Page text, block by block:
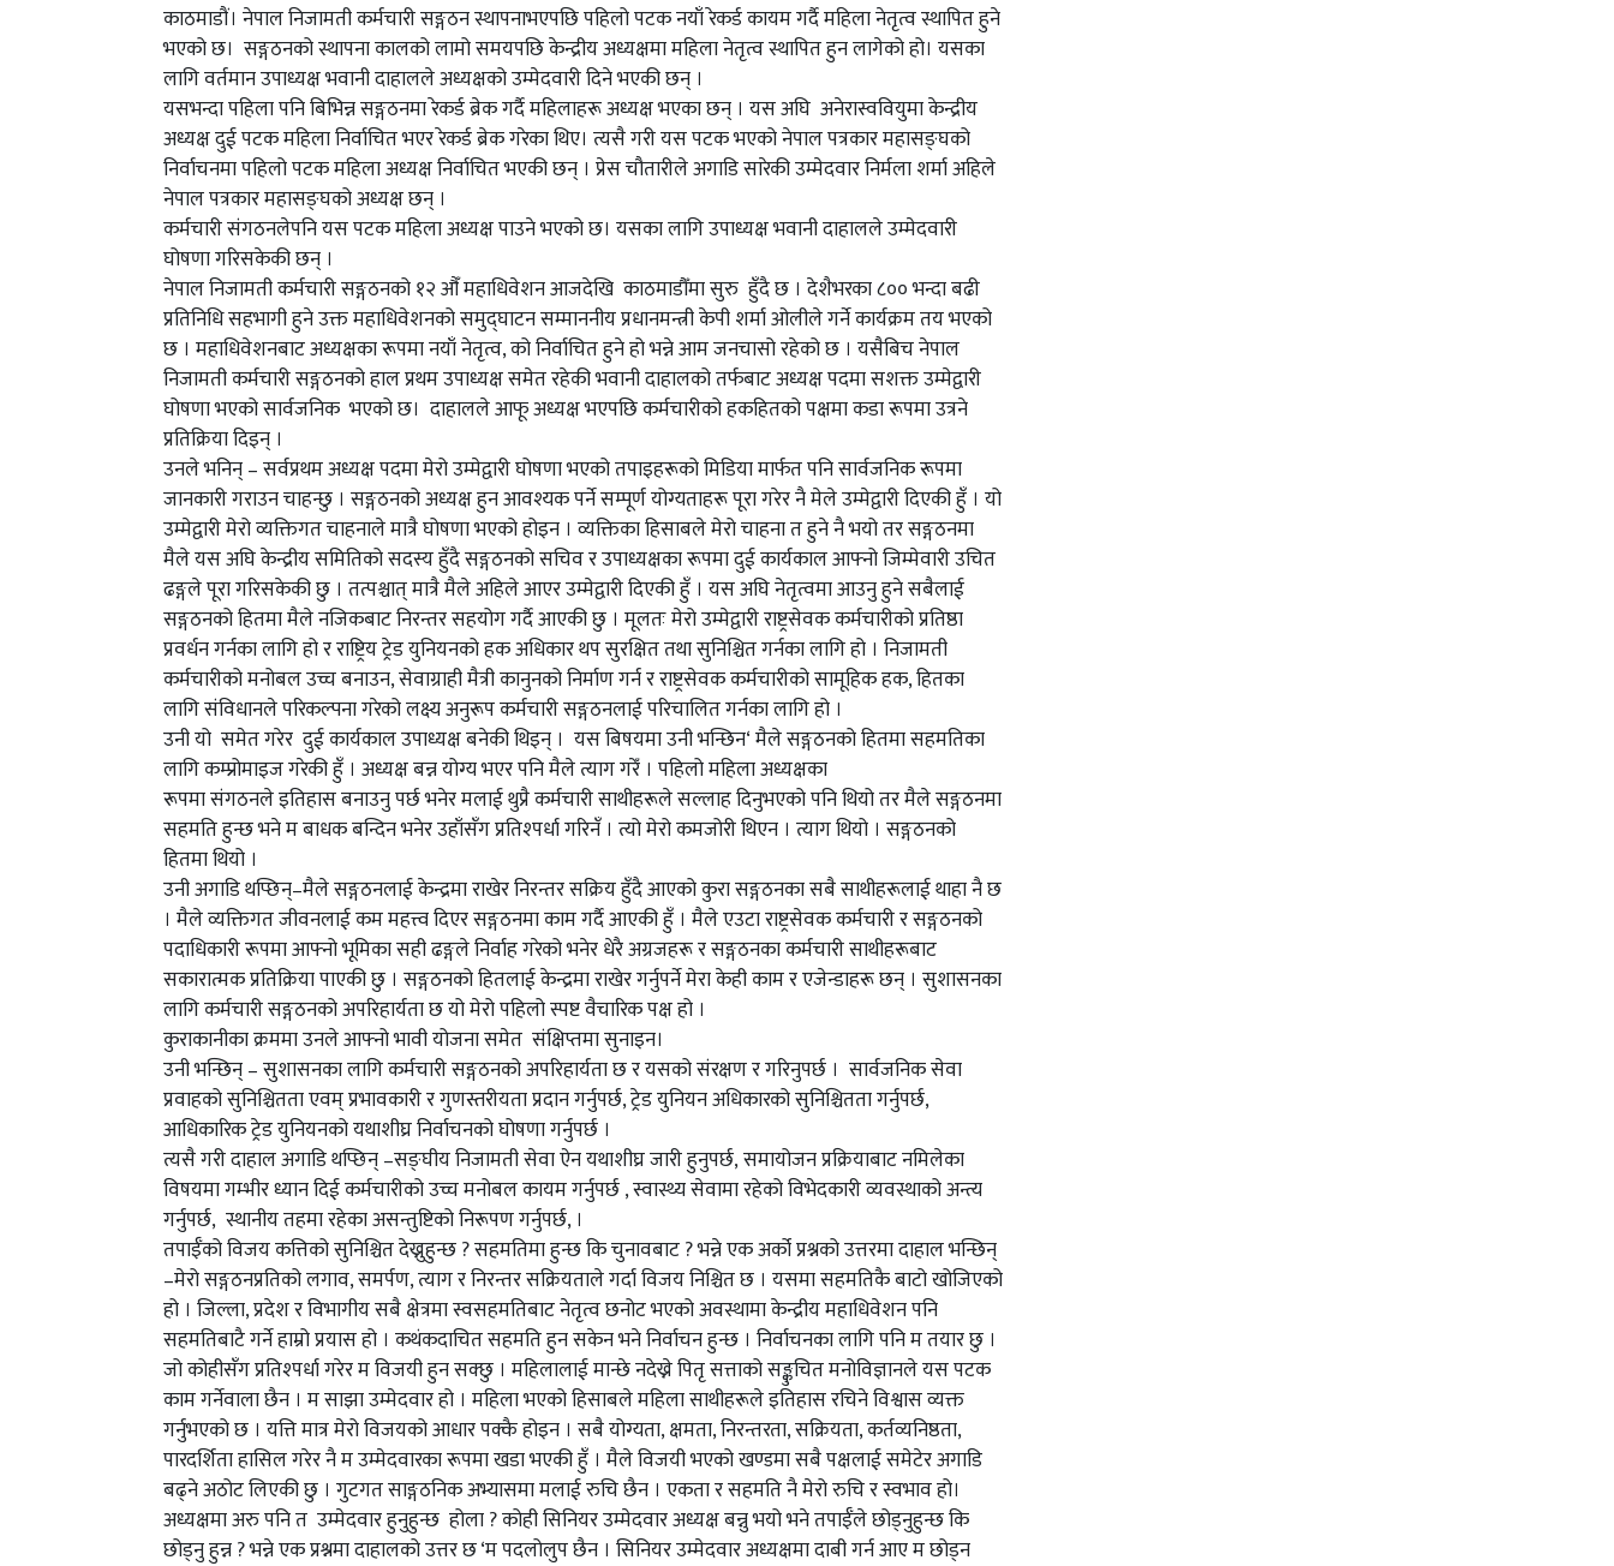
काठमाडौं। नेपाल निजामती कर्मचारी सङ्गठन स्थापनाभएपछि पहिलो पटक नयाँ रेकर्ड कायम गर्दै महिला नेतृत्व स्थापित हुने
भएको छ। सङ्गठनको स्थापना कालको लामो समयपछि केन्द्रीय अध्यक्षमा महिला नेतृत्व स्थापित हुन लागेको हो। यसका
लागि वर्तमान उपाध्यक्ष भवानी दाहालले अध्यक्षको उम्मेदवारी दिने भएकी छन् ।
यसभन्दा पहिला पनि बिभिन्न सङ्गठनमा रेकर्ड ब्रेक गर्दै महिलाहरू अध्यक्ष भएका छन् । यस अघि अनेरास्ववियुमा केन्द्रीय
अध्यक्ष दुई पटक महिला निर्वाचित भएर रेकर्ड ब्रेक गरेका थिए। त्यसै गरी यस पटक भएको नेपाल पत्रकार महासङ्घको
निर्वाचनमा पहिलो पटक महिला अध्यक्ष निर्वाचित भएकी छन् । प्रेस चौतारीले अगाडि सारेकी उम्मेदवार निर्मला शर्मा अहिले
नेपाल पत्रकार महासङ्घको अध्यक्ष छन् ।
कर्मचारी संगठनलेपनि यस पटक महिला अध्यक्ष पाउने भएको छ। यसका लागि उपाध्यक्ष भवानी दाहालले उम्मेदवारी
घोषणा गरिसकेकी छन् ।
नेपाल निजामती कर्मचारी सङ्गठनको १२ औँ महाधिवेशन आजदेखि काठमाडौँमा सुरु हुँदै छ । देशैभरका ८०० भन्दा बढी
प्रतिनिधि सहभागी हुने उक्त महाधिवेशनको समुद्घाटन सम्माननीय प्रधानमन्त्री केपी शर्मा ओलीले गर्ने कार्यक्रम तय भएको
छ । महाधिवेशनबाट अध्यक्षका रूपमा नयाँ नेतृत्व, को निर्वाचित हुने हो भन्ने आम जनचासो रहेको छ । यसैबिच नेपाल
निजामती कर्मचारी सङ्गठनको हाल प्रथम उपाध्यक्ष समेत रहेकी भवानी दाहालको तर्फबाट अध्यक्ष पदमा सशक्त उम्मेद्वारी
घोषणा भएको सार्वजनिक भएको छ। दाहालले आफू अध्यक्ष भएपछि कर्मचारीको हकहितको पक्षमा कडा रूपमा उत्रने
प्रतिक्रिया दिइन् ।
उनले भनिन् – सर्वप्रथम अध्यक्ष पदमा मेरो उम्मेद्वारी घोषणा भएको तपाइहरूको मिडिया मार्फत पनि सार्वजनिक रूपमा
जानकारी गराउन चाहन्छु । सङ्गठनको अध्यक्ष हुन आवश्यक पर्ने सम्पूर्ण योग्यताहरू पूरा गरेर नै मेले उम्मेद्वारी दिएकी हुँ । यो
उम्मेद्वारी मेरो व्यक्तिगत चाहनाले मात्रै घोषणा भएको होइन । व्यक्तिका हिसाबले मेरो चाहना त हुने नै भयो तर सङ्गठनमा
मैले यस अघि केन्द्रीय समितिको सदस्य हुँदै सङ्गठनको सचिव र उपाध्यक्षका रूपमा दुई कार्यकाल आफ्नो जिम्मेवारी उचित
ढङ्गले पूरा गरिसकेकी छु । तत्पश्चात् मात्रै मैले अहिले आएर उम्मेद्वारी दिएकी हुँ । यस अघि नेतृत्वमा आउनु हुने सबैलाई
सङ्गठनको हितमा मैले नजिकबाट निरन्तर सहयोग गर्दै आएकी छु । मूलतः मेरो उम्मेद्वारी राष्ट्रसेवक कर्मचारीको प्रतिष्ठा
प्रवर्धन गर्नका लागि हो र राष्ट्रिय ट्रेड युनियनको हक अधिकार थप सुरक्षित तथा सुनिश्चित गर्नका लागि हो । निजामती
कर्मचारीको मनोबल उच्च बनाउन, सेवाग्राही मैत्री कानुनको निर्माण गर्न र राष्ट्रसेवक कर्मचारीको सामूहिक हक, हितका
लागि संविधानले परिकल्पना गरेको लक्ष्य अनुरूप कर्मचारी सङ्गठनलाई परिचालित गर्नका लागि हो ।
उनी यो समेत गरेर दुई कार्यकाल उपाध्यक्ष बनेकी थिइन् । यस बिषयमा उनी भन्छिन‘ मैले सङ्गठनको हितमा सहमतिका
लागि कम्प्रोमाइज गरेकी हुँ । अध्यक्ष बन्न योग्य भएर पनि मैले त्याग गरेँ । पहिलो महिला अध्यक्षका
रूपमा संगठनले इतिहास बनाउनु पर्छ भनेर मलाई थुप्रै कर्मचारी साथीहरूले सल्लाह दिनुभएको पनि थियो तर मैले सङ्गठनमा
सहमति हुन्छ भने म बाधक बन्दिन भनेर उहाँसँग प्रतिश्पर्धा गरिनँ । त्यो मेरो कमजोरी थिएन । त्याग थियो । सङ्गठनको
हितमा थियो ।
उनी अगाडि थप्छिन्–मैले सङ्गठनलाई केन्द्रमा राखेर निरन्तर सक्रिय हुँदै आएको कुरा सङ्गठनका सबै साथीहरूलाई थाहा नै छ
। मैले व्यक्तिगत जीवनलाई कम महत्त्व दिएर सङ्गठनमा काम गर्दै आएकी हुँ । मैले एउटा राष्ट्रसेवक कर्मचारी र सङ्गठनको
पदाधिकारी रूपमा आफ्नो भूमिका सही ढङ्गले निर्वाह गरेको भनेर धेरै अग्रजहरू र सङ्गठनका कर्मचारी साथीहरूबाट
सकारात्मक प्रतिक्रिया पाएकी छु । सङ्गठनको हितलाई केन्द्रमा राखेर गर्नुपर्ने मेरा केही काम र एजेन्डाहरू छन् । सुशासनका
लागि कर्मचारी सङ्गठनको अपरिहार्यता छ यो मेरो पहिलो स्पष्ट वैचारिक पक्ष हो ।
कुराकानीका क्रममा उनले आफ्नो भावी योजना समेत संक्षिप्तमा सुनाइन।
उनी भन्छिन् – सुशासनका लागि कर्मचारी सङ्गठनको अपरिहार्यता छ र यसको संरक्षण र गरिनुपर्छ । सार्वजनिक सेवा
प्रवाहको सुनिश्चितता एवम् प्रभावकारी र गुणस्तरीयता प्रदान गर्नुपर्छ, ट्रेड युनियन अधिकारको सुनिश्चितता गर्नुपर्छ,
आधिकारिक ट्रेड युनियनको यथाशीघ्र निर्वाचनको घोषणा गर्नुपर्छ ।
त्यसै गरी दाहाल अगाडि थप्छिन् –सङ्घीय निजामती सेवा ऐन यथाशीघ्र जारी हुनुपर्छ, समायोजन प्रक्रियाबाट नमिलेका
विषयमा गम्भीर ध्यान दिई कर्मचारीको उच्च मनोबल कायम गर्नुपर्छ , स्वास्थ्य सेवामा रहेको विभेदकारी व्यवस्थाको अन्त्य
गर्नुपर्छ, स्थानीय तहमा रहेका असन्तुष्टिको निरूपण गर्नुपर्छ, ।
तपाईँको विजय कत्तिको सुनिश्चित देख्नुहुन्छ ? सहमतिमा हुन्छ कि चुनावबाट ? भन्ने एक अर्को प्रश्नको उत्तरमा दाहाल भन्छिन्
–मेरो सङ्गठनप्रतिको लगाव, समर्पण, त्याग र निरन्तर सक्रियताले गर्दा विजय निश्चित छ । यसमा सहमतिकै बाटो खोजिएको
हो । जिल्ला, प्रदेश र विभागीय सबै क्षेत्रमा स्वसहमतिबाट नेतृत्व छनोट भएको अवस्थामा केन्द्रीय महाधिवेशन पनि
सहमतिबाटै गर्ने हाम्रो प्रयास हो । कथंकदाचित सहमति हुन सकेन भने निर्वाचन हुन्छ । निर्वाचनका लागि पनि म तयार छु ।
जो कोहीसँग प्रतिश्पर्धा गरेर म विजयी हुन सक्छु । महिलालाई मान्छे नदेख्ने पितृ सत्ताको सङ्कुचित मनोविज्ञानले यस पटक
काम गर्नेवाला छैन । म साझा उम्मेदवार हो । महिला भएको हिसाबले महिला साथीहरूले इतिहास रचिने विश्वास व्यक्त
गर्नुभएको छ । यत्ति मात्र मेरो विजयको आधार पक्कै होइन । सबै योग्यता, क्षमता, निरन्तरता, सक्रियता, कर्तव्यनिष्ठता,
पारदर्शिता हासिल गरेर नै म उम्मेदवारका रूपमा खडा भएकी हुँ । मैले विजयी भएको खण्डमा सबै पक्षलाई समेटेर अगाडि
बढ्ने अठोट लिएकी छु । गुटगत साङ्गठनिक अभ्यासमा मलाई रुचि छैन । एकता र सहमति नै मेरो रुचि र स्वभाव हो।
अध्यक्षमा अरु पनि त उम्मेदवार हुनुहुन्छ होला ? कोही सिनियर उम्मेदवार अध्यक्ष बन्नु भयो भने तपाईँले छोड्नुहुन्छ कि
छोड्नु हुन्न ? भन्ने एक प्रश्नमा दाहालको उत्तर छ ‘म पदलोलुप छैन । सिनियर उम्मेदवार अध्यक्षमा दाबी गर्न आए म छोड्न